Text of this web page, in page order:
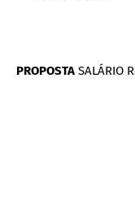
PROPOSTA SALÁRIO